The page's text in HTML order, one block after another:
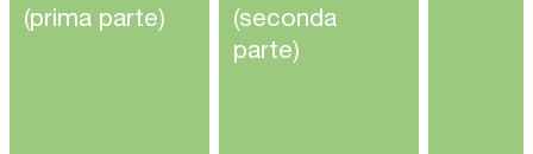
(prima parte)
(seconda
parte)